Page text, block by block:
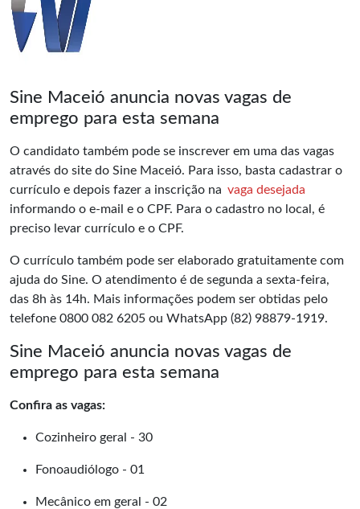
Sine Maceió anuncia novas vagas de
emprego para esta semana
O candidato também pode se inscrever em uma das vagas
através do site do Sine Maceió. Para isso, basta cadastrar o
currículo e depois fazer a inscrição na vaga desejada
informando o e-mail e o CPF. Para o cadastro no local, é
preciso levar currículo e o CPF.
O currículo também pode ser elaborado gratuitamente com
ajuda do Sine. O atendimento é de segunda a sexta-feira,
das 8h às 14h. Mais informações podem ser obtidas pelo
telefone 0800 082 6205 ou WhatsApp (82) 98879-1919.
Sine Maceió anuncia novas vagas de
emprego para esta semana
Confira as vagas:
Cozinheiro geral - 30
Fonoaudiólogo - 01
Mecânico em geral - 02